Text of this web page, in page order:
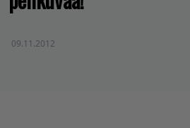
09.11.2012